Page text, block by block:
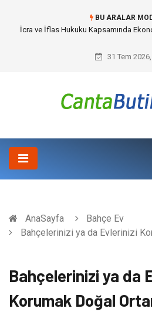
BU ARALAR
İcra ve İflas Hukuku Kapsamında
31 Tem
AnaSayfa
Bahçe Ev
Bahçelerinizi ya da Evlerinizi
Bahçelerinizi ya da
Korumak Doğal